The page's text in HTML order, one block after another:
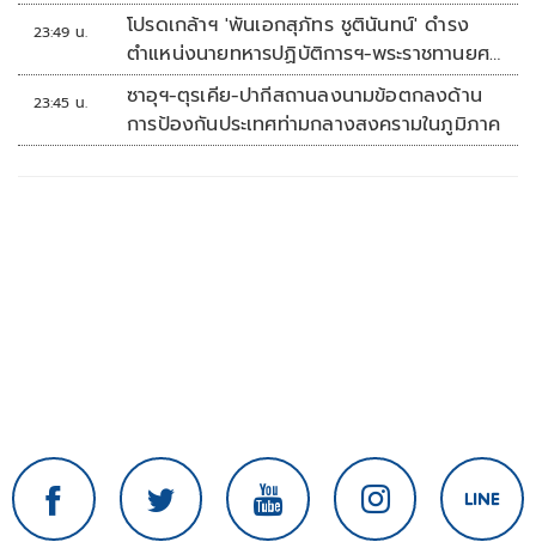
23:49 น.
โปรดเกล้าฯ 'พันเอกสุภัทร ชูตินันทน์' ดำรง
ตำแหน่งนายทหารปฏิบัติการฯ-พระราชทานยศ
'พลตรี'
23:45 น.
ซาอุฯ-ตุรเคีย-ปากีสถานลงนามข้อตกลงด้าน
การป้องกันประเทศท่ามกลางสงครามในภูมิภาค